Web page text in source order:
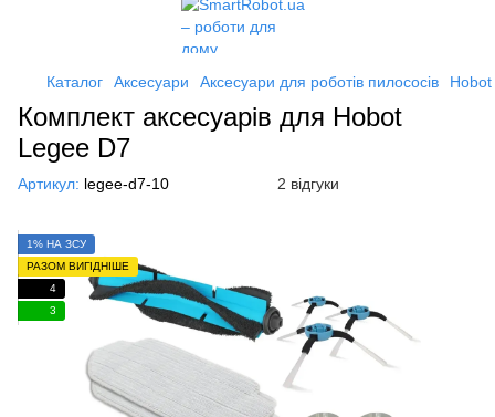
Каталог Аксесуари Аксесуари для роботів пилососів
Комплект аксесуарів для Hobot
Legee D7
Артикул: legee-d7-10 2 відгуки
1% НА ЗСУ
РАЗОМ ВИГІДНІШЕ
4
3